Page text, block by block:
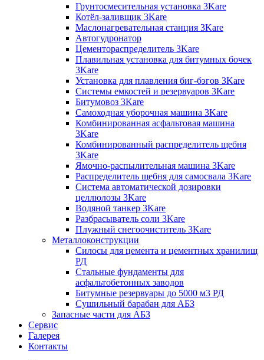
Грунтосмесительная установка 3Kare
Котёл-заливщик 3Kare
Маслонагревательная станция 3Kare
Автогудронатор
Цементораспределитель 3Kare
Плавильная установка для битумных бочек
3Kare
Установка для плавления биг-бэгов 3Kare
Системы емкостей и резервуаров 3Kare
Битумовоз 3Kare
Самоходная уборочная машина 3Kare
Комбинированная асфальтовая машина
3Kare
Комбинированный распределитель щебня
3Kare
Ямочно-распылительная машина 3Kare
Распределитель щебня для самосвала 3Kare
Система автоматической дозировки
целлюлозы 3Kare
Водяной танкер 3Kare
Разбрасыватель соли 3Kare
Плужный снегоочиститель 3Kare
Металлоконструкции
Силосы для цемента и цементных хранилищ
РД
Стальные фундаменты для
асфальтобетонных заводов
Битумные резервуары до 5000 м3 РД
Сушильный барабан для АБЗ
Запасные части для АБЗ
Сервис
Галерея
Контакты